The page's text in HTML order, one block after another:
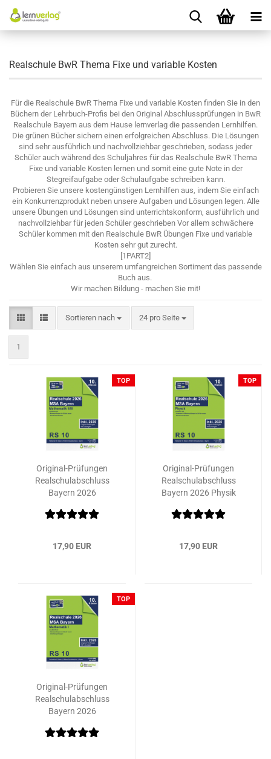
Realschule BwR Thema Fixe und variable Kosten
Für die Realschule BwR Thema Fixe und variable Kosten finden Sie in den
Büchern der Lehrbuch-Profis bei den Original Abschlussprüfungen in BwR
Realschule Bayern aus dem Hause lernverlag die passenden Lernhilfen.
Die grünen Bücher sichern einen erfolgreichen Abschluss. Die Lösungen
sind sehr ausführlich und nachvollziehbar geschrieben, sodass jeder
Schüler auch während des Schuljahres für das Realschule BwR Thema
Fixe und variable Kosten lernen und somit eine gute Note in der
Stegreifaufgabe oder Schulaufgabe schreiben kann.
Probieren Sie unsere kostengünstigen Lernhilfen aus, indem Sie einfach
ein Konkurrenzprodukt neben unsere Aufgaben und Lösungen legen. Alle
unsere Übungen und Lösungen sind unterrichtskonform, ausführlich und
nachvollziehbar für jeden Schüler geschrieben Vor allem schwächere
Schüler kommen mit den Realschule BwR Übungen Fixe und variable
Kosten sehr gut zurecht.
[1PART2]
Wählen Sie einfach aus unserem umfangreichen Sortiment das passende
Buch aus.
Wir machen Bildung - machen Sie mit!
Sortieren nach
Sortieren nach 24 pro Seite
pro Seite
1
TOP
Original-Prüfungen
Realschulabschluss
Bayern 2026
17,90 EUR
TOP
Original-Prüfungen
Realschulabschluss
Bayern 2026 Physik
17,90 EUR
TOP
Original-Prüfungen
Realschulabschluss
Bayern 2026